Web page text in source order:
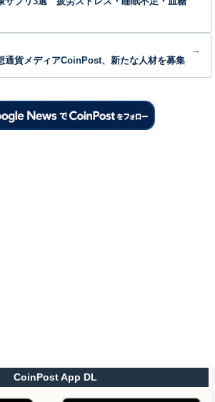
通貨メディアCoinPost、新たな人材を募集
→
CoinPost App DL